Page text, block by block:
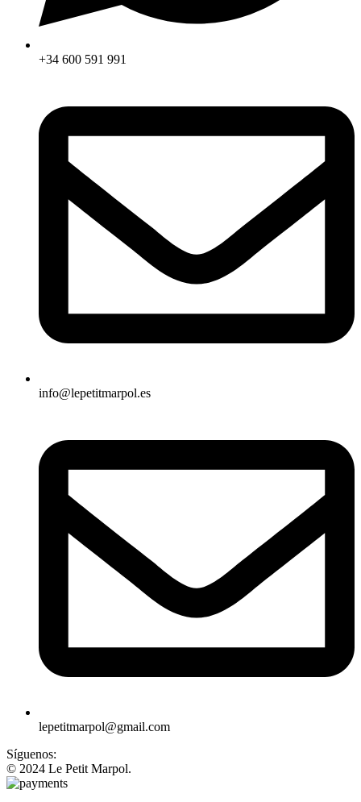
+34 600 591 991
info@lepetitmarpol.es
lepetitmarpol@gmail.com
Síguenos:
© 2024 Le Petit Marpol.